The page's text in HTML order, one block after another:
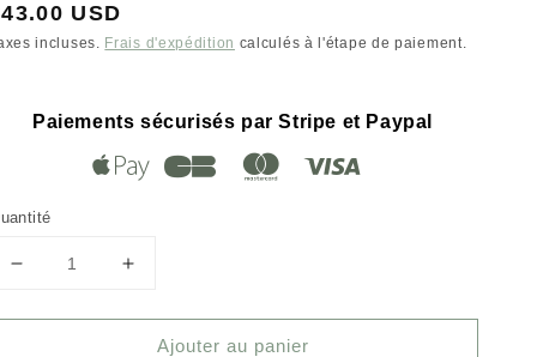
USD
incluses. Frais d'expédition calculés à l'étape de paiement.
Paiements sécurisés par Stripe et Paypal
Réduire
quantité
Augmenter
quantité
Ajouter au panier